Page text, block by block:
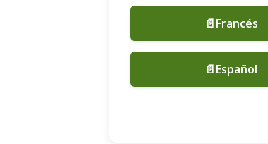
📄Francés
📄Español